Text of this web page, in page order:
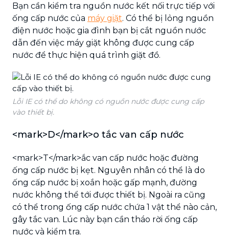
Bạn cần kiểm tra nguồn nước kết nối trực tiếp với
ống cấp nước của máy giặt. Có thể bị lỏng nguồn
điện nước hoặc gia đình bạn bị cắt nguồn nước
dẫn đến việc máy giặt không được cung cấp
nước để thực hiện quá trình giặt đồ.
Lỗi IE có thể do không có nguồn nước được cung cấp
vào thiết bị.
<mark>D</mark>o tắc van cấp nước
<mark>T</mark>ắc van cấp nước hoặc đường
ống cấp nước bị kẹt. Nguyên nhân có thể là do
ống cấp nước bị xoắn hoặc gấp mạnh, đường
nước không thể tới được thiết bị. Ngoài ra cũng
có thể trong ống cấp nước chứa 1 vật thể nào cản,
gây tắc van. Lúc này bạn cần tháo rời ống cấp
nước và kiểm tra.